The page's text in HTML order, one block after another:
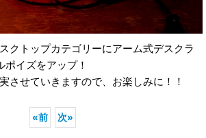
クトップカテゴリーにアーム式デスクラ
イズをアップ！
させていきますので、お楽しみに！！
«前 次»